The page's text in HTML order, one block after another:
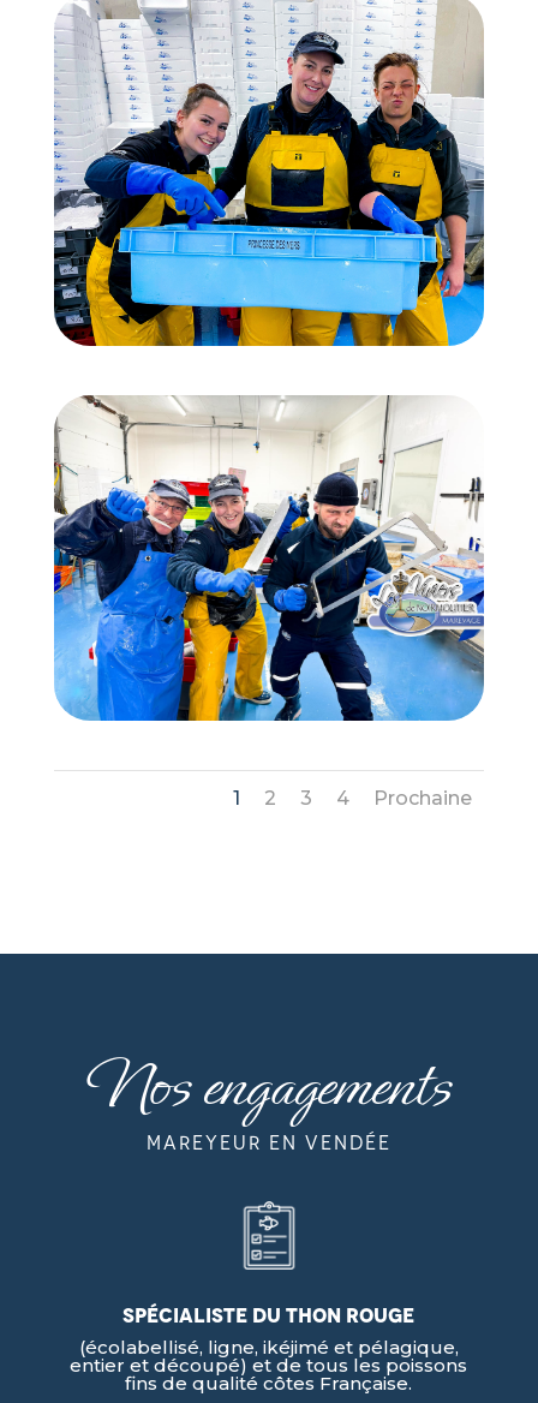
1 2 3 4 Prochaine
Nos engagements
mareyeur en vendée
Spécialiste du thon rouge
(écolabellisé, ligne, ikéjimé et pélagique,
entier et découpé) et de tous les poissons
fins de qualité côtes Française.